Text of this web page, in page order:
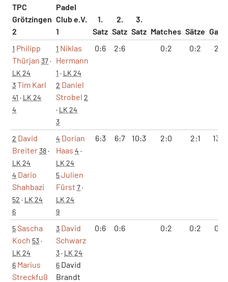
TPC
Grötzingen
2
Padel
Club e.V.
1
1.
Satz
2.
Satz
3.
Satz Matches Sätze
1 Philipp
Thürjan 37·
LK 24
3Tim Karl
41 · LK 24
4
1 Niklas
Hermann
1 · LK 24
2 Daniel
Strobel 2
· LK 24
3
0:6 2:6 0:2 0:2
2 David
Breiter38·
LK 24
4 Dario
Shahbazi
52 · LK 24
6
4 Dorian
Haas 4 ·
LK 24
5Julien
Fürst 7·
LK 24
9
6:3 6:7 10:3 2:0 2:1
5Sascha
Koch 53·
LK 24
6 Marius
Streckfuß
3 David
Schwarz
3· LK 24
6 David
Brandt
0:6 0:6 0:2 0:2